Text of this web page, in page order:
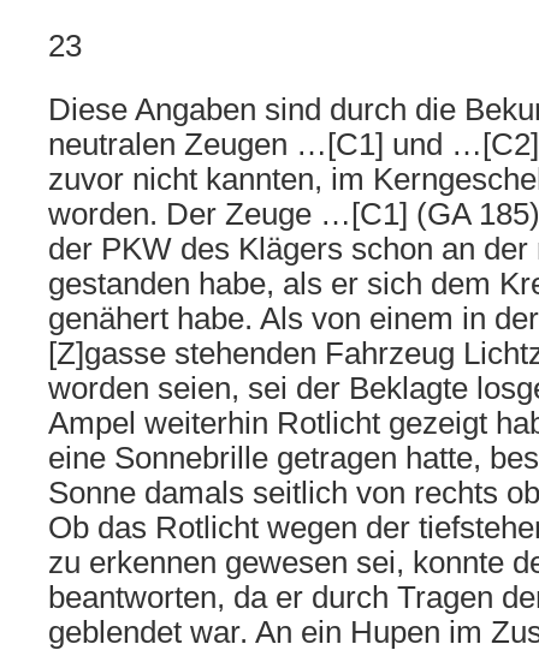
23
Diese Angaben sind durch die
neutralen Zeugen …[C1] und
zuvor nicht kannten, im
worden. Der Zeuge …[C1] (GA
der PKW des Klägers schon an
gestanden habe, als er sich dem
genähert habe. Als von einem in
[Z]gasse stehenden Fahrzeug
worden seien, sei der Beklagte
Ampel weiterhin Rotlicht gezeigt
eine Sonnebrille getragen hatte,
Sonne damals seitlich von rechts
Ob das Rotlicht wegen der
zu erkennen gewesen sei, konnte
beantworten, da er durch Tragen
geblendet war. An ein Hupen im